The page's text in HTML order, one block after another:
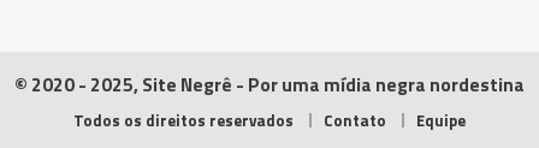
© 2020 - 2025, Site Negrê - Por uma mídia negra nordestina
Todos os direitos reservados Contato Equipe